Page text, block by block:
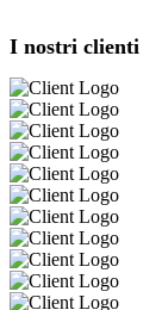
I nostri clienti